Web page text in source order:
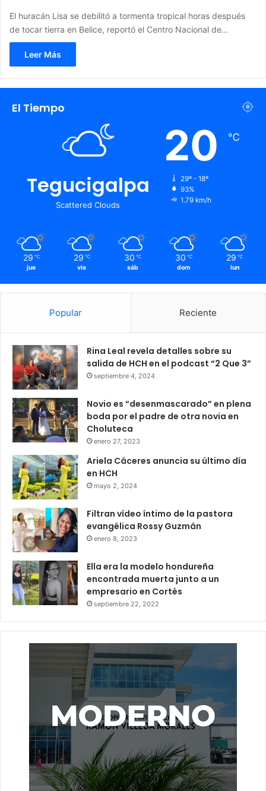
El huracán Lisa se debilitó a tormenta tropical horas después
de tocar tierra en Belice, reportó el Centro Nacional de…
Leer Más
El Tiempo
Tegucigalpa
Scattered Clouds
20 ℃
29º - 18º
93%
1.79 km/h
29 ℃
jue
29 ℃
vie
30 ℃
sáb
30 ℃
dom
29 ℃
lun
Popular Reciente
Rina Leal revela detalles sobre su
salida de HCH en el podcast “2 Que 3”
septiembre 4, 2024
Novio es “desenmascarado” en plena
boda por el padre de otra novia en
Choluteca
enero 27, 2023
Ariela Cáceres anuncia su último día
en HCH
mayo 2, 2024
Filtran vídeo íntimo de la pastora
evangélica Rossy Guzmán
enero 8, 2023
Ella era la modelo hondureña
encontrada muerta junto a un
empresario en Cortés
septiembre 22, 2022